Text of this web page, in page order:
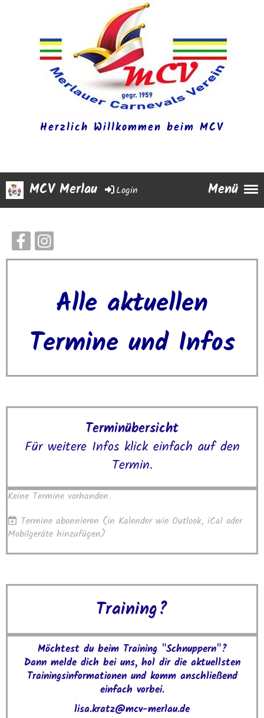
Herzlich Willkommen beim MCV
Menü
Login
MCV Merlau
Alle aktuellen
Termine und Infos
Terminübersicht
Für weitere Infos klick einfach auf den
Termin.
Keine Termine vorhanden.
Termine abonnieren (in Kalender wie Outlook, iCal oder
Mobilgeräte hinzufügen)
Training?
Möchtest du beim Training "Schnuppern"?
Dann melde dich bei uns, hol dir die aktuellsten
Trainingsinformationen und komm anschließend
einfach vorbei.
lisa.kratz@mcv-merlau.de